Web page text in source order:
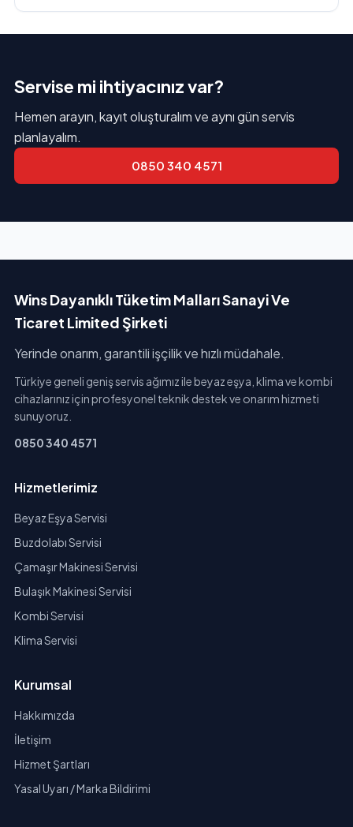
Servise mi ihtiyacınız var?
Hemen arayın, kayıt oluşturalım ve aynı gün servis
planlayalım.
0850 340 4571
Wins Dayanıklı Tüketim Malları Sanayi Ve
Ticaret Limited Şirketi
Yerinde onarım, garantili işçilik ve hızlı müdahale.
Türkiye geneli geniş servis ağımız ile beyaz eşya, klima ve kombi
cihazlarınız için profesyonel teknik destek ve onarım hizmeti
sunuyoruz.
0850 340 4571
Hizmetlerimiz
Beyaz Eşya Servisi
Buzdolabı Servisi
Çamaşır Makinesi Servisi
Bulaşık Makinesi Servisi
Kombi Servisi
Klima Servisi
Kurumsal
Hakkımızda
İletişim
Hizmet Şartları
Yasal Uyarı / Marka Bildirimi